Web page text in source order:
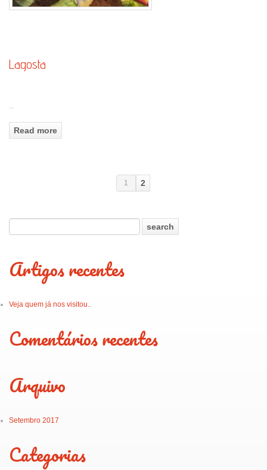
Lagosta
Read more
1 2
Artigos recentes
Veja quem já nos visitou..
Comentários recentes
Arquivo
Setembro 2017
Categorias